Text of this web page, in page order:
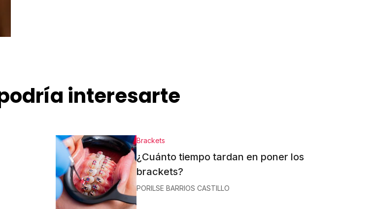
interesarte
Brackets
¿Cuánto tiempo tardan en poner los
brackets?
PORILSE BARRIOS CASTILLO